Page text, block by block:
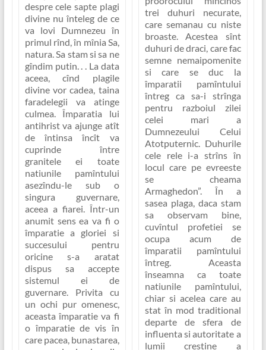
despre cele sapte plagi
divine nu înteleg de ce
va lovi Dumnezeu în
primul rînd, în mînia Sa,
natura. Sa stam si sa ne
gîndim putin. . . La data
aceea, cînd plagile
divine vor cadea, taina
faradelegii va atinge
culmea. Împaratia lui
antihrist va ajunge atît
de întinsa încît va
cuprinde între
granitele ei toate
natiunile pamîntului
asezîndu-le sub o
singura guvernare,
aceea a fiarei. Într-un
anumit sens ea va fi o
împaratie a gloriei si
succesului pentru
oricine s-a aratat
dispus sa accepte
sistemul ei de
guvernare. Privita cu
un ochi pur omenesc,
aceasta împaratie va fi
o împaratie de vis în
care pacea, bunastarea,
trei duhuri necurate,
care semanau cu niste
broaste. Acestea sînt
duhuri de draci, care fac
semne nemaipomenite
si care se duc la
împaratii pamîntului
întreg ca sa-i strînga
pentru razboiul zilei
celei mari a
Dumnezeului Celui
Atotputernic. Duhurile
cele rele i-a strîns în
locul care pe evreeste
se cheama
Armaghedon”. În a
sasea plaga, daca stam
sa observam bine,
cuvîntul profetiei se
ocupa acum de
împaratii pamîntului
întreg. Aceasta
înseamna ca toate
natiunile pamîntului,
chiar si acelea care au
stat în mod traditional
departe de sfera de
influenta si autoritate a
lumii crestine a